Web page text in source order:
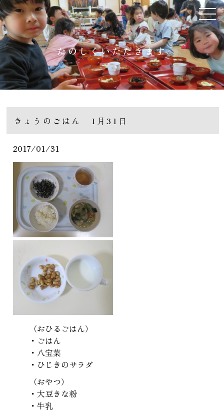
たのしくいただきます
きょうのごはん 1月31日
2017/01/31
（おひるごはん）
・ごはん
・八宝菜
・ひじきのサラダ
（おやつ）
・大豆きな粉
・牛乳